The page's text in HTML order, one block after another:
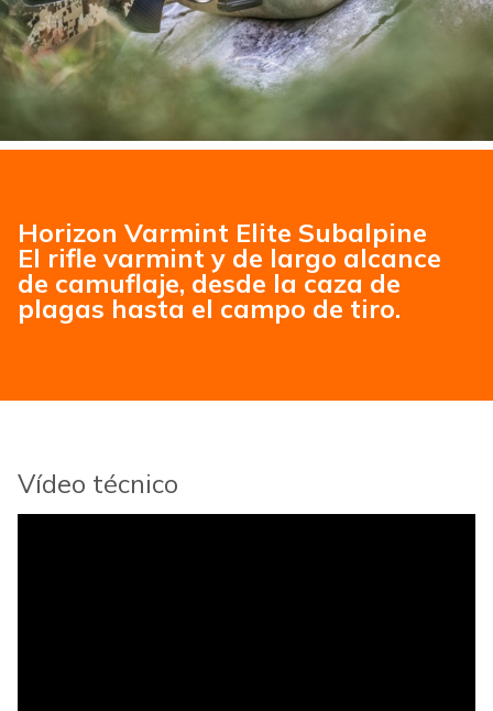
Horizon Varmint Elite Subalpine
El rifle varmint y de largo alcance
de camuflaje, desde la caza de
plagas hasta el campo de tiro.
Vídeo técnico